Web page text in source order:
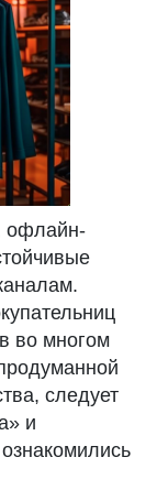
офлайн-
во многом
следует
и